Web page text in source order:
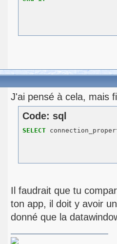
J'ai pensé à cela, mais
Code: sql
SELECT
Il faudrait que tu
ton app, il doit y avoir
donné que la